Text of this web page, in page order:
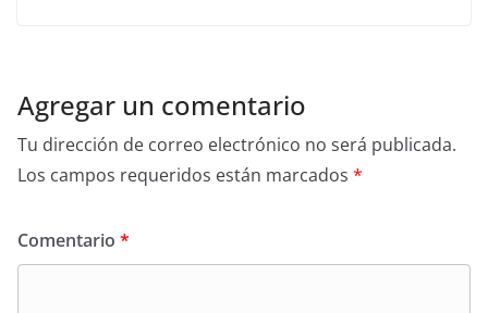
Agregar un comentario
Tu dirección de correo electrónico no será publicada.
Los campos requeridos están marcados *
Comentario *